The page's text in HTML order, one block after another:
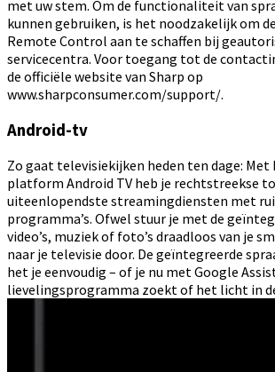
met uw stem. Om de functionaliteit van
kunnen gebruiken, is het noodzakelijk om
Remote Control aan te schaffen bij
servicecentra. Voor toegang tot de
de officiële website van Sharp op
www.sharpconsumer.com/support/.
Android-tv
Zo gaat televisiekijken heden ten dage:
platform Android TV heb je rechtstreekse
uiteenlopendste streamingdiensten met
programma’s. Ofwel stuur je met de
video’s, muziek of foto’s draadloos van je
naar je televisie door. De geïntegreerde
het je eenvoudig – of je nu met Google
lievelingsprogramma zoekt of het licht in